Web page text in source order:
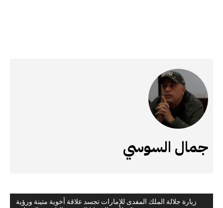
زيارة جلالة الملك المفدى للإمارات تجسد علاقة أخوية متينة ورؤية
جمال السوسي